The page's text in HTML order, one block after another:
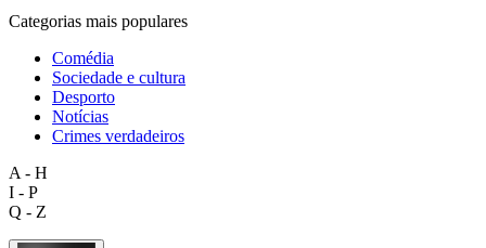
Categorias mais populares
Comédia
Sociedade e cultura
Desporto
Notícias
Crimes verdadeiros
A - H
I - P
Q - Z